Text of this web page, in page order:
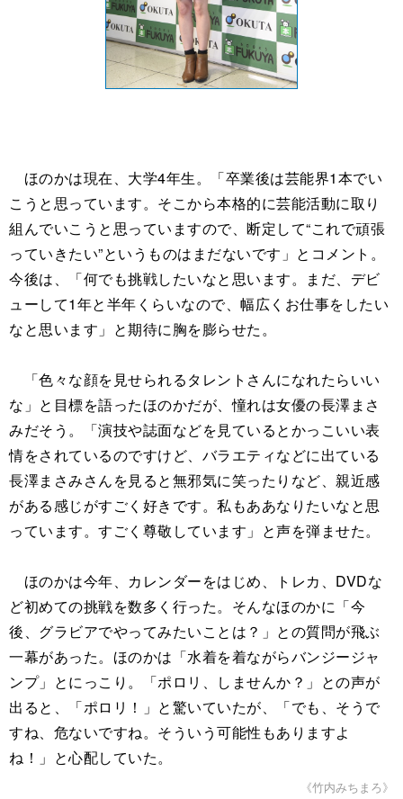
ほのかは現在、大学4年生。「卒業後は芸能界1本でい
こうと思っています。そこから本格的に芸能活動に取り
組んでいこうと思っていますので、断定して“これで頑張
っていきたい”というものはまだないです」とコメント。
今後は、「何でも挑戦したいなと思います。まだ、デビ
ューして1年と半年くらいなので、幅広くお仕事をしたい
なと思います」と期待に胸を膨らせた。
「色々な顔を見せられるタレントさんになれたらいい
な」と目標を語ったほのかだが、憧れは女優の長澤まさ
みだそう。「演技や誌面などを見ているとかっこいい表
情をされているのですけど、バラエティなどに出ている
長澤まさみさんを見ると無邪気に笑ったりなど、親近感
がある感じがすごく好きです。私もああなりたいなと思
っています。すごく尊敬しています」と声を弾ませた。
ほのかは今年、カレンダーをはじめ、トレカ、DVDな
ど初めての挑戦を数多く行った。そんなほのかに「今
後、グラビアでやってみたいことは？」との質問が飛ぶ
一幕があった。ほのかは「水着を着ながらバンジージャ
ンプ」とにっこり。「ポロリ、しませんか？」との声が
出ると、「ポロリ！」と驚いていたが、「でも、そうで
すね、危ないですね。そういう可能性もありますよ
ね！」と心配していた。
《竹内みちまろ》